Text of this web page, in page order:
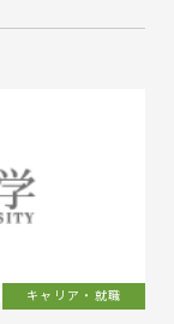
キャリア・就職